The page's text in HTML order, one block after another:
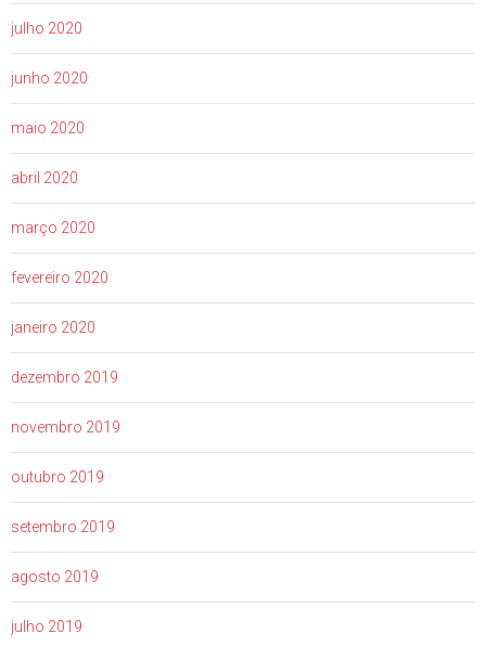
julho 2020
junho 2020
maio 2020
abril 2020
março 2020
fevereiro 2020
janeiro 2020
dezembro 2019
novembro 2019
outubro 2019
setembro 2019
agosto 2019
julho 2019